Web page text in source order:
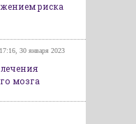
риска
17:16, 30 января 2023
мозга